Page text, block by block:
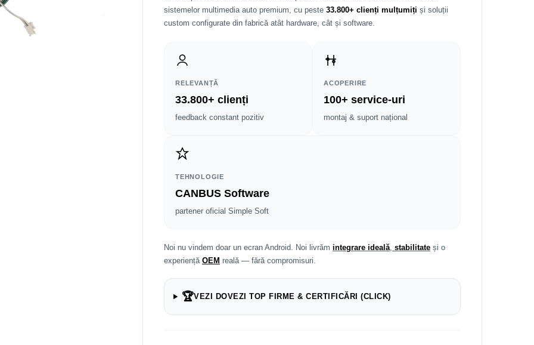
sistemelor multimedia auto premium, cu peste 33.800+ clienți mulțumiți și soluții
custom configurate din fabrică atât hardware, cât și software.
RELEVANȚĂ
33.800+ clienți
feedback constant pozitiv
ACOPERIRE
100+ service-uri
montaj & suport național
TEHNOLOGIE
CANBUS Software
partener oficial Simple Soft
Noi nu vindem doar un ecran Android. Noi livrăm integrare ideală, stabilitate și o
experiență OEM reală — fără compromisuri.
🏆VEZI DOVEZI TOP FIRME & CERTIFICĂRI (CLICK)